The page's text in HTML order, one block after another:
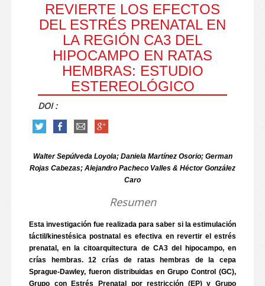
REVIERTE LOS EFECTOS
DEL ESTRÉS PRENATAL EN
LA REGIÓN CA3 DEL
HIPOCAMPO EN RATAS
HEMBRAS: ESTUDIO
ESTEREOLÓGICO
DOI :
Walter Sepúlveda Loyola; Daniela Martínez Osorio; German
Rojas Cabezas; Alejandro Pacheco Valles & Héctor González
Caro
Resumen
Esta investigación fue realizada para saber si la estimulación
táctil/kinestésica postnatal es efectiva en revertir el estrés
prenatal, en la citoarquitectura de CA3 del hipocampo, en
crías hembras. 12 crías de ratas hembras de la cepa
Sprague-Dawley, fueron distribuidas en Grupo Control (GC),
Grupo con Estrés Prenatal por restricción (EP) y Grupo